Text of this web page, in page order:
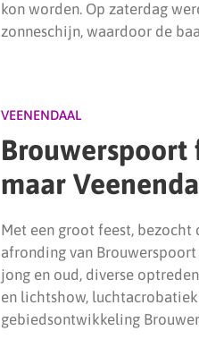
kon worden. Op zaterdag
zonneschijn, waardoor de
VEENENDAAL
Brouwerspoort
maar
Met een groot feest, bezocht
afronding van
jong en oud, diverse
en lichtshow,
gebiedsontwikkeling